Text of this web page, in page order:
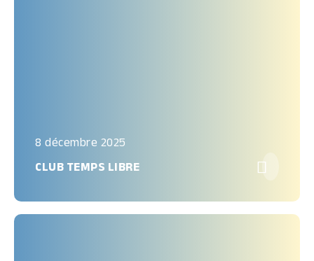
8 décembre 2025
CLUB TEMPS LIBRE
